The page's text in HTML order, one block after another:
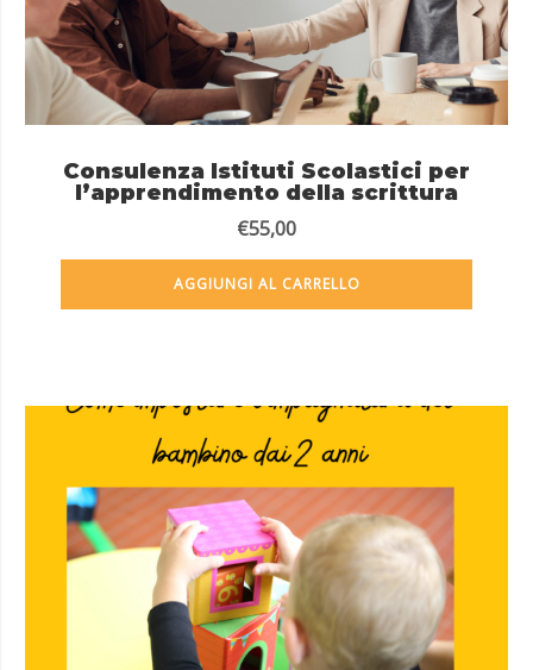
Consulenza Istituti Scolastici per
l’apprendimento della scrittura
€55,00
AGGIUNGI AL CARRELLO